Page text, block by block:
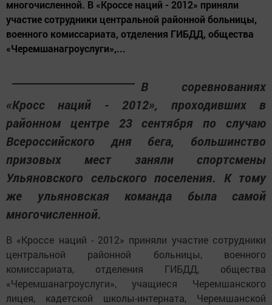
многочисленной. В «Кроссе наций - 2012» приняли
участие сотрудники центральной районной больницы,
военного комиссариата, отделения ГИБДД, общества
«Черемшанагроуслуги»,...
В соревнованиях
«Кросс наций - 2012», проходивших в
районном центре 23 сентября по случаю
Всероссийского дня бега, большинство
призовых мест заняли спортсмены
Ульяновского сельского поселения. К тому
же ульяновская команда была самой
многочисленной.
В «Кроссе наций - 2012» приняли участие сотрудники
центральной районной больницы, военного
комиссариата, отделения ГИБДД, общества
«Черемшанагроуслуги», учащиеся Черемшанского
лицея, кадетской школы-интерната, Черемшанской